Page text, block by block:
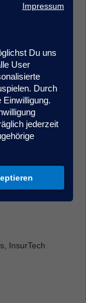
InsurTech
Impressum
Du uns
User
Durch
jederzeit